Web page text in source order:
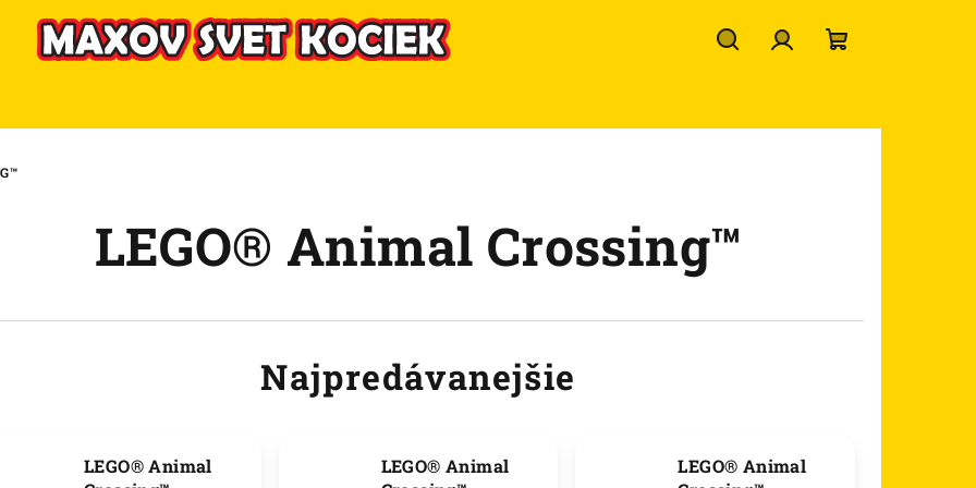
košík
LEGO® Animal Crossing™
Najpredávanejšie
LEGO® Animal
LEGO® Animal
LEGO® Animal